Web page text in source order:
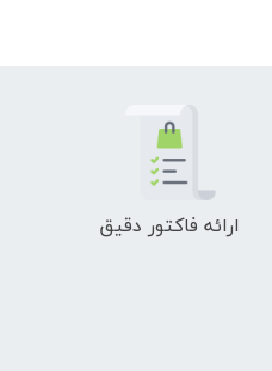
ارائه فاکتور دقیق